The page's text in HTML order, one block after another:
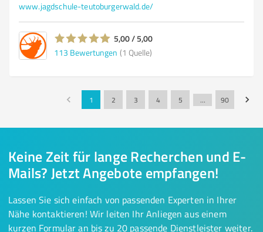
www.jagdschule-teutoburgerwald.de/
5,00 / 5,00
113 Bewertungen (1 Quelle)
1 2 3 4 5 … 90
Keine Zeit für lange Recherchen und E-
Mails? Jetzt Angebote empfangen!
Lassen Sie sich einfach von passenden Experten in Ihrer
Nähe kontaktieren! Wir leiten Ihr Anliegen aus einem
kurzen Formular an bis zu 20 passende Dienstleister weiter.